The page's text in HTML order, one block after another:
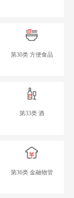
第30类 方便食品
第33类 酒
第36类 金融物管